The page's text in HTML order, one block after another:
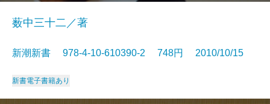
薮中三十二／著
新潮新書 978-4-10-610390-2 748円 2010/10/15
新書電子書籍あり